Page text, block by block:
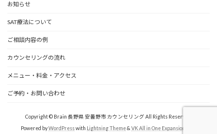
お知らせ
SAT療法について
ご相談内容の例
カウンセリングの流れ
メニュー・料金・アクセス
ご予約・お問い合わせ
Copyright © Brain 長野県 安曇野市 カウンセリング All Rights Reserved.
Powered byWordPresswith Lightning Theme& VK All in One Expansion Unit